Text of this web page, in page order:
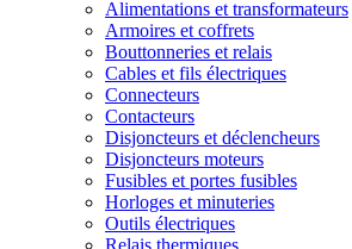
Alimentations et transformateurs
Armoires et coffrets
Bouttonneries et relais
Cables et fils électriques
Connecteurs
Contacteurs
Disjoncteurs et déclencheurs
Disjoncteurs moteurs
Fusibles et portes fusibles
Horloges et minuteries
Outils électriques
Relais thermiques